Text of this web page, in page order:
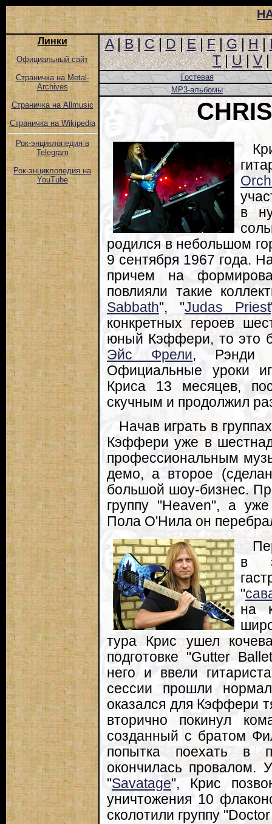
Линки
Официальный сайт
Страничка на Metal-
Archives
Страничка на Allmusic
Страничка на Wikipedia
Рок-энциклопедия в
Telegram
Рок-энциклопедия на
YouTube
A|B|C|D|E|F|G|H|
T|U|V
Гостевая
MP3-альбомы
в
родился в небольшом
9 сентября 1967 года.
причем на
повлияли такие
Sabbath", "Judas Priest
конкретных героев
юный Кэффери, то это
Эйс Фрели, Рэнди
Официальные уроки
Криса 13 месяцев,
скучным и продолжил
Начав играть в
Кэффери уже в
профессиональным
демо, а второе
большой шоу-бизнес.
группу "Heaven", а
Пола О'Нила он
в
"
на
тура Крис ушел
подготовке "Gutter
него и ввели
сессии прошли
оказался для Кэффери
вторично покинул
созданный с братом
попытка поехать в
окончилась провалом.
"Savatage", Крис
уничтожения 10
сколотили группу